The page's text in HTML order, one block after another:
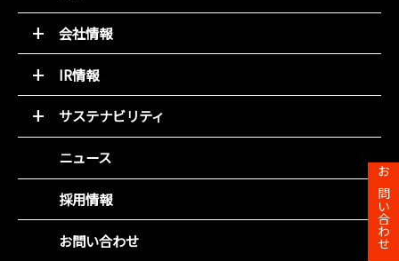
お問い合わせ
PDM（顧客データ活用）
LINE集客サービス（＋LINKS）
売れるデザイン研究所
会社情報
トップメッセージ
基本理念
会社概要
組織図
役員紹介
沿革
事業所一覧
IR情報
トップメッセージと決算解説
経営方針
IR資料室
財務ハイライト
IRカレンダー
株主総会
株主メモ
サステナビリティ
環境(E)
社会(S)
企業統治(G)
SDGsの取組み
ニュース
採用情報
お問い合わせ